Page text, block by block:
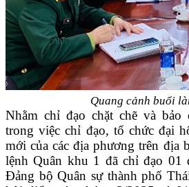
Quang cảnh buổi
Nhằm chỉ đạo chặt chẽ và bảo
trong việc chỉ đạo, tổ chức đại
mới của các địa phương trên địa
lệnh Quân khu 1 đã chỉ đạo 01
Đảng bộ Quân sự thành phố